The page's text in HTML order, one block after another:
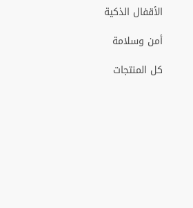
الأقفال الذكية
أمن وسلامة
كل المنتجات